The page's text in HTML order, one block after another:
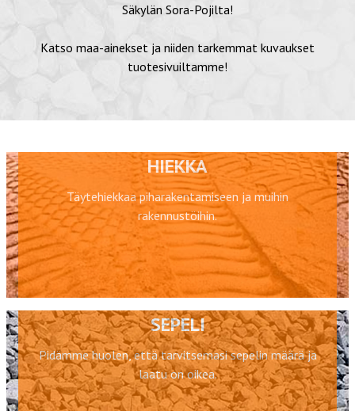
Säkylän Sora-Pojilta!
Katso maa-ainekset ja niiden tarkemmat kuvaukset
tuotesivuiltamme!
HIEKKA
Täytehiekkaa piharakentamiseen ja muihin
rakennustöihin.
SEPELI
Pidämme huolen, että tarvitsemasi sepelin määrä ja
laatu on oikea.